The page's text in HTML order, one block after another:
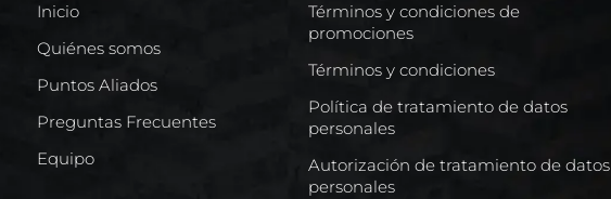
Inicio
Quiénes somos
Puntos Aliados
Preguntas Frecuentes
Equipo
Términos y condiciones de
promociones
Términos y condiciones
Política de tratamiento de datos
personales
Autorización de tratamiento de datos
personales